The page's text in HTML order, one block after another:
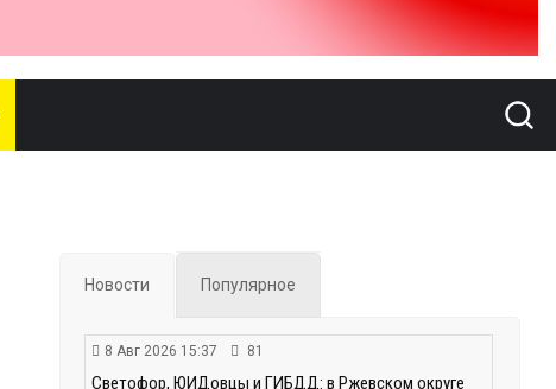
Новости Популярное
8 Авг 2026 15:37 81
Светофор, ЮИДовцы и ГИБДД: в Ржевском округе